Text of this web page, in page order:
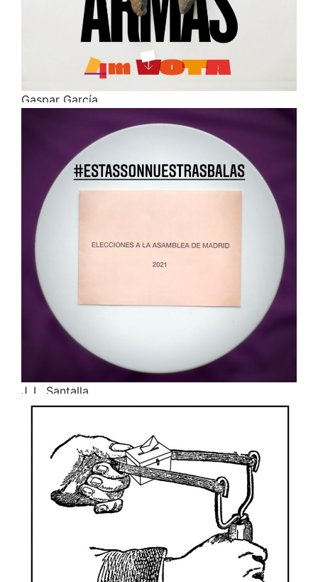
Gaspar García
J. L. Santalla